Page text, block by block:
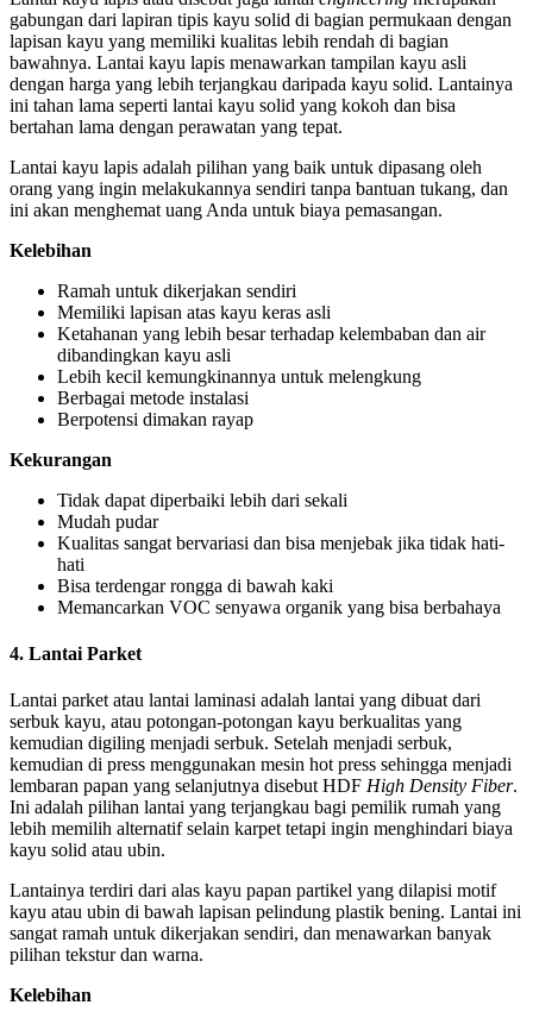
gabungan dari lapiran tipis kayu solid di bagian permukaan dengan
lapisan kayu yang memiliki kualitas lebih rendah di bagian
bawahnya. Lantai kayu lapis menawarkan tampilan kayu asli
dengan harga yang lebih terjangkau daripada kayu solid. Lantainya
ini tahan lama seperti lantai kayu solid yang kokoh dan bisa
bertahan lama dengan perawatan yang tepat.
Lantai kayu lapis adalah pilihan yang baik untuk dipasang oleh
orang yang ingin melakukannya sendiri tanpa bantuan tukang, dan
ini akan menghemat uang Anda untuk biaya pemasangan.
Kelebihan
Ramah untuk dikerjakan sendiri
Memiliki lapisan atas kayu keras asli
Ketahanan yang lebih besar terhadap kelembaban dan air
dibandingkan kayu asli
Lebih kecil kemungkinannya untuk melengkung
Berbagai metode instalasi
Berpotensi dimakan rayap
Kekurangan
Tidak dapat diperbaiki lebih dari sekali
Mudah pudar
Kualitas sangat bervariasi dan bisa menjebak jika tidak hati-
hati
Bisa terdengar rongga di bawah kaki
Memancarkan VOC senyawa organik yang bisa berbahaya
4. Lantai Parket
Lantai parket atau lantai laminasi adalah lantai yang dibuat dari
serbuk kayu, atau potongan-potongan kayu berkualitas yang
kemudian digiling menjadi serbuk. Setelah menjadi serbuk,
kemudian di press menggunakan mesin hot press sehingga menjadi
lembaran papan yang selanjutnya disebut HDF High Density Fiber.
Ini adalah pilihan lantai yang terjangkau bagi pemilik rumah yang
lebih memilih alternatif selain karpet tetapi ingin menghindari biaya
kayu solid atau ubin.
Lantainya terdiri dari alas kayu papan partikel yang dilapisi motif
kayu atau ubin di bawah lapisan pelindung plastik bening. Lantai ini
sangat ramah untuk dikerjakan sendiri, dan menawarkan banyak
pilihan tekstur dan warna.
Kelebihan